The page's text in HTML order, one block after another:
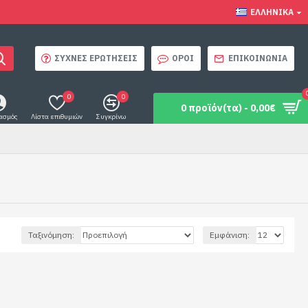
ΕΛΛΗΝΙΚΆ
ΣΥΧΝΈΣ ΕΡΩΤΉΣΕΙΣ ΌΡΟΙ ΕΠΙΚΟΙΝΩΝΊΑ
Λίστα επιθυμιών
0
Συγκρίνω
0
0 προϊόν(τα) - 0,00€
Ταξινόμηση: Εμφάνιση: